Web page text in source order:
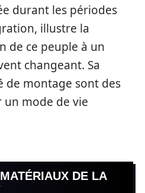
durant les périodes
illustre la
de ce peuple à un
changeant. Sa
de montage sont des
mode de vie
DE LA